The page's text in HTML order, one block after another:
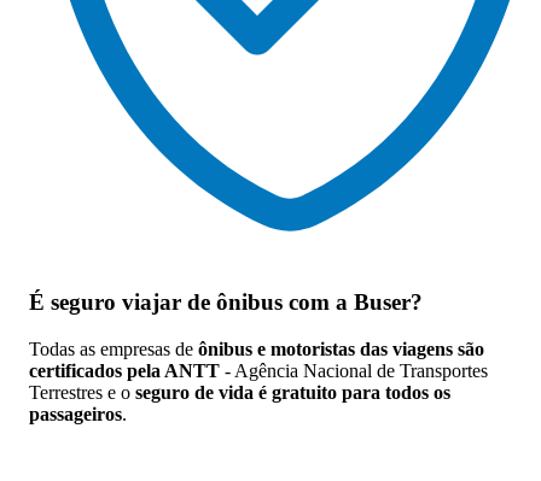
É seguro viajar de ônibus com a Buser?
Todas as empresas de ônibus e motoristas das viagens são
certificados pela ANTT - Agência Nacional de Transportes
Terrestres e o seguro de vida é gratuito para todos os
passageiros.